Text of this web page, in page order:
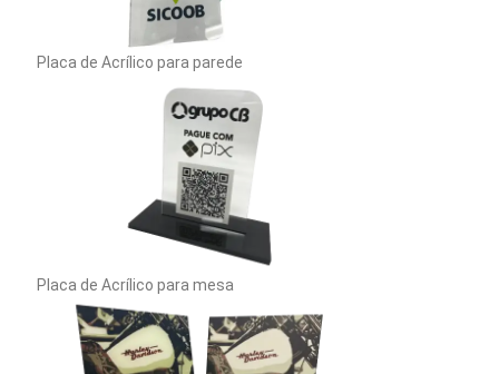
Placa de Acrílico para parede
Placa de Acrílico para mesa